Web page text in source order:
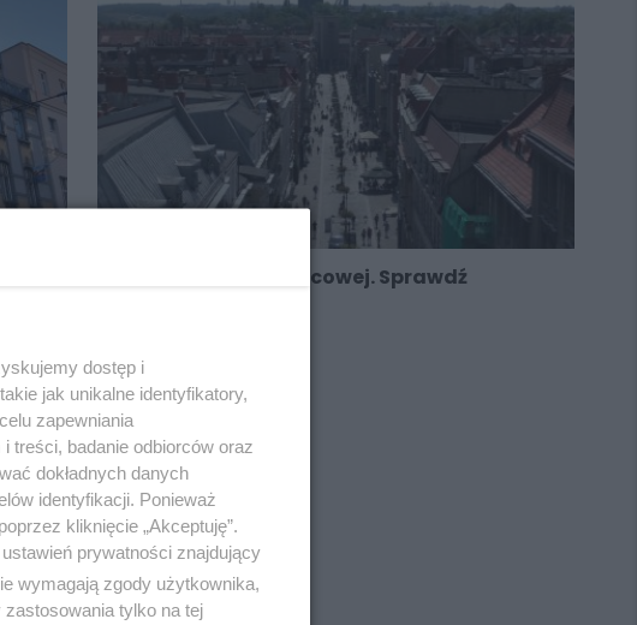
Przebudowa ul. Dworcowej. Sprawdź
dostęp i
jak unikalne identyfikatory,
zapewniania
treści, badanie odbiorców oraz
dokładnych danych
identyfikacji. Ponieważ
kliknięcie „Akceptuję”.
prywatności znajdujący
wymagają zgody użytkownika,
tylko na tej